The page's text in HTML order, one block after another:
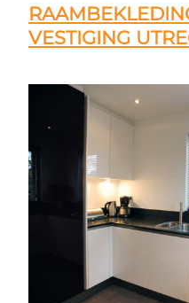
VESTIGING